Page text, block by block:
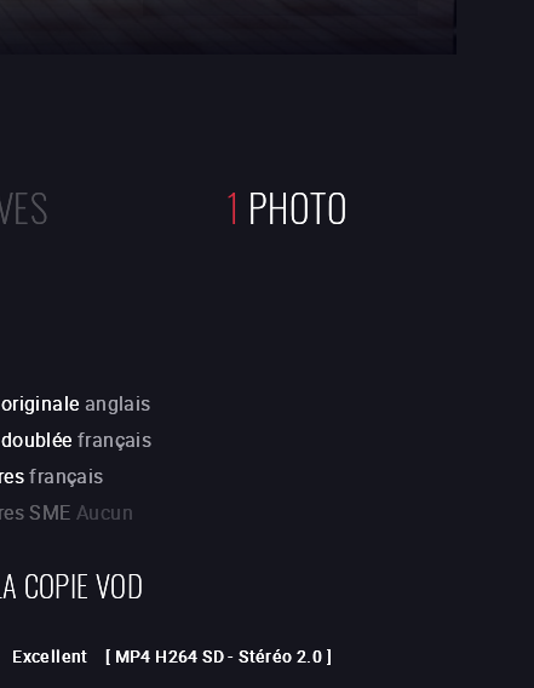
1 PHOTO
anglais
français
français
SME Aucun
COPIE VOD
Excellent [ MP4 H264 SD-Stéréo 2.0 ]